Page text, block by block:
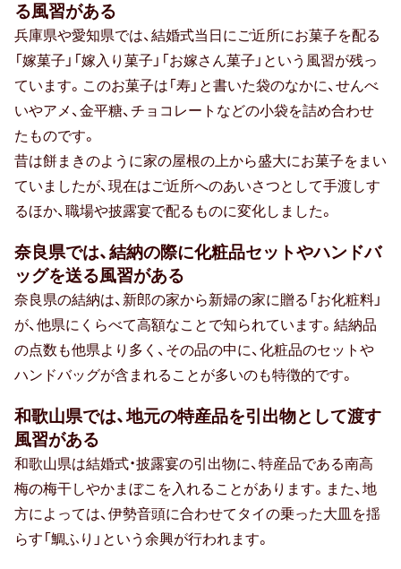
50代女性
子供（ 赤ちゃん・孫 )
60代女性
上司・先輩
70代女性
80代女性
部下・後輩
20代男性
男性
40代男性
る風習がある
兵庫県や愛知県では、結婚式当日にご近所にお菓子を配る
「嫁菓子」「嫁入り菓子」「お嫁さん菓子」という風習が残っ
ています。このお菓子は「寿」と書いた袋のなかに、せんべ
いやアメ、金平糖、チョコレートなどの小袋を詰め合わせ
たものです。
昔は餅まきのように家の屋根の上から盛大にお菓子をまい
ていましたが、現在はご近所へのあいさつとして手渡しす
るほか、職場や披露宴で配るものに変化しました。
奈良県では、結納の際に化粧品セットやハンドバ
ッグを送る風習がある
奈良県の結納は、新郎の家から新婦の家に贈る「お化粧料」
が、他県にくらべて高額なことで知られています。結納品
の点数も他県より多く、その品の中に、化粧品のセットや
ハンドバッグが含まれることが多いのも特徴的です。
和歌山県では、地元の特産品を引出物として渡す
風習がある
和歌山県は結婚式・披露宴の引出物に、特産品である南高
梅の梅干しやかまぼこを入れることがあります。また、地
方によっては、伊勢音頭に合わせてタイの乗った大皿を揺
らす「鯛ふり」という余興が行われます。